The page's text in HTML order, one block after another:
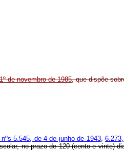
de novembro de 1985, que dispõe
5.545, de 4 de junho de 1943,
no prazo de 120 (cento e vinte)